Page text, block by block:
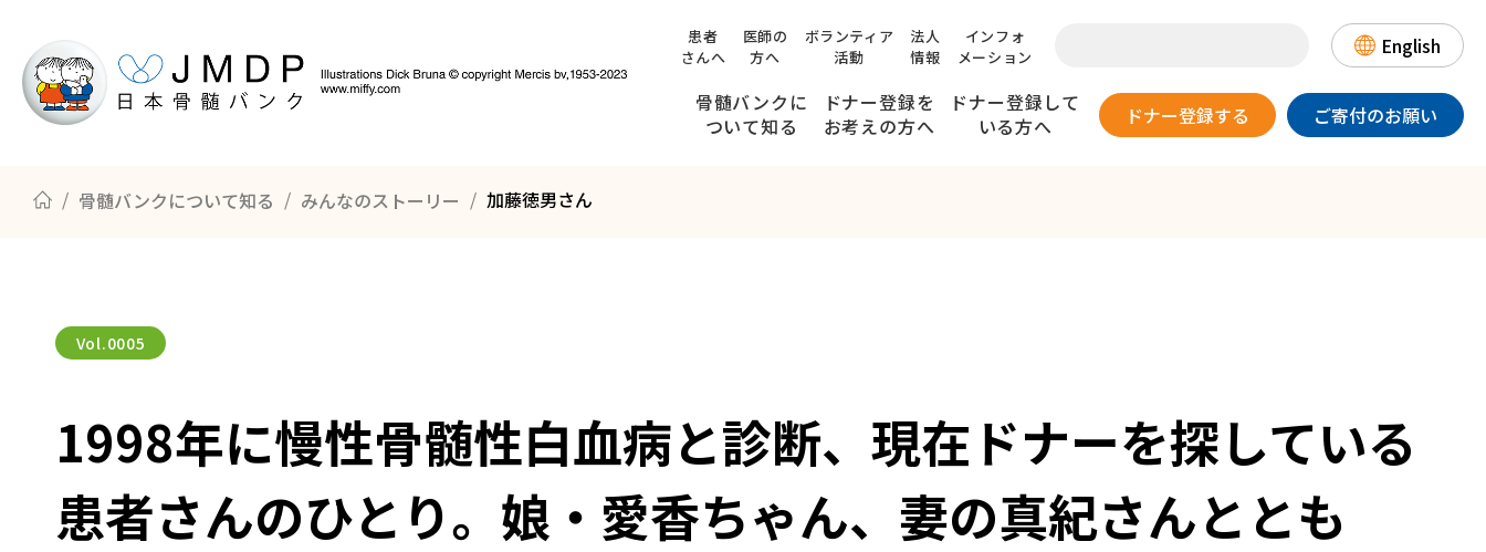
患者
さんへ
医師の
方へ
ボランティア
活動
法人
情報
インフォ
メーション
English
骨髄バンクに
ついて知る
骨髄バンクについて知る みんなのストーリー
骨髄バンク
公開資料
ドナー登録を
お考えの方へ
ドナー登録の方法 ドナー登録できる方の条件
提供について、
内容を十分に理解している方
54歳以下で
健康状態が良好な方
女性40kg以上の方
ドナー登録して
いる方へ
骨髄・末梢血幹細胞の提供までのながれ
提供までのながれ
ドナー登録する ご寄付のお願い
骨髄バンクについて知る みんなのストーリー 加藤徳男さん
Vol.0005
1998年に慢性骨髄性白血病と診断、現在ドナーを探している
患者さんのひとり。娘・愛香ちゃん、妻の真紀さんととも